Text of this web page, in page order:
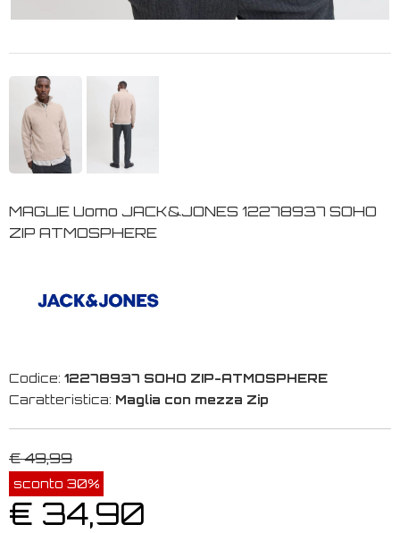
MAGLIE Uomo JACK&JONES 12278937 SOHO
ZIP ATMOSPHERE
Codice: 12278937 SOHO ZIP-ATMOSPHERE
Caratteristica: Maglia con mezza Zip
€ 49,99
sconto 30%
€ 34,90